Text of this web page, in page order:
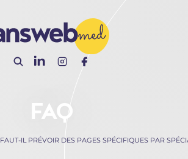
FAQ
FAUT-IL PRÉVOIR DES PAGES SPÉCIFIQUES PAR